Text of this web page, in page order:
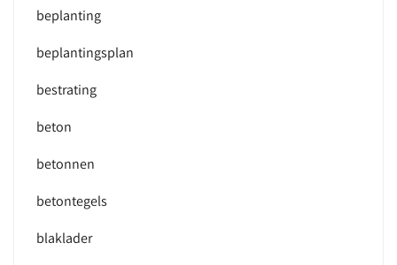
beplanting
beplantingsplan
bestrating
beton
betonnen
betontegels
blaklader